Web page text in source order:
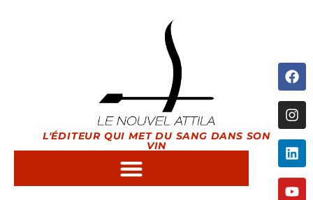
L'ÉDITEUR QUI MET DU SANG DANS SON
VIN